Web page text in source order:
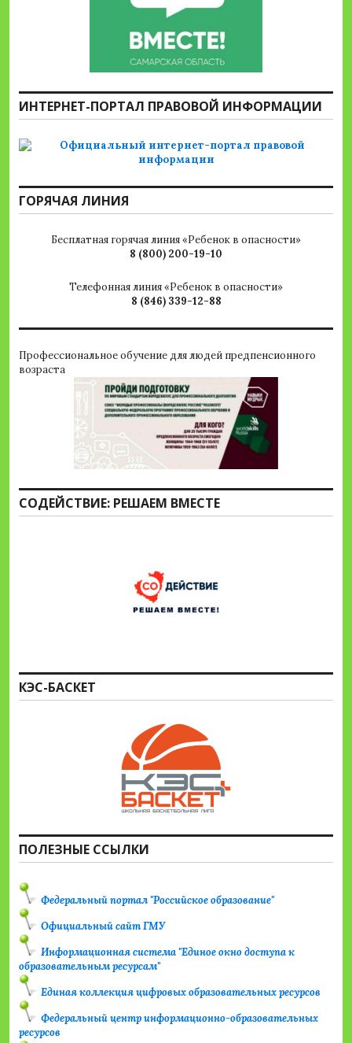
ИНТЕРНЕТ-ПОРТАЛ ПРАВОВОЙ ИНФОРМАЦИИ
ГОРЯЧАЯ ЛИНИЯ
Бесплатная горячая линия «Ребенок в опасности»
8 (800) 200-19-10
Телефонная линия «Ребенок в опасности»
8 (846) 339-12-88
Профессиональное обучение для людей предпенсионного
возраста
СОДЕЙСТВИЕ: РЕШАЕМ ВМЕСТЕ
КЭС-БАСКЕТ
ПОЛЕЗНЫЕ ССЫЛКИ
Федеральный портал "Российское образование"
Официальный сайт ГМУ
Информационная система "Единое окно доступа к
образовательным ресурсам"
Единая коллекция цифровых образовательных ресурсов
Федеральный центр информационно-образовательных
ресурсов